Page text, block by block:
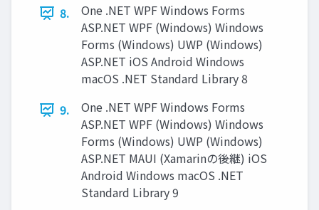
8.
One .NET WPF Windows Forms
ASP.NET WPF (Windows) Windows
Forms (Windows) UWP (Windows)
ASP.NET iOS Android Windows
macOS .NET Standard Library 8
9.
One .NET WPF Windows Forms
ASP.NET WPF (Windows) Windows
Forms (Windows) UWP (Windows)
ASP.NET MAUI (Xamarinの後継) iOS
Android Windows macOS .NET
Standard Library 9